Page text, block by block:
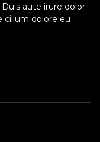
aute irure dolor
cillum dolore eu